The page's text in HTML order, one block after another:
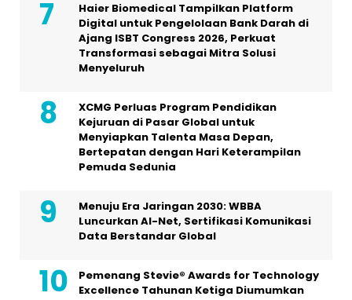
Haier Biomedical Tampilkan Platform
Digital untuk Pengelolaan Bank Darah di
Ajang ISBT Congress 2026, Perkuat
Transformasi sebagai Mitra Solusi
Menyeluruh
XCMG Perluas Program Pendidikan
Kejuruan di Pasar Global untuk
Menyiapkan Talenta Masa Depan,
Bertepatan dengan Hari Keterampilan
Pemuda Sedunia
Menuju Era Jaringan 2030: WBBA
Luncurkan AI-Net, Sertifikasi Komunikasi
Data Berstandar Global
Pemenang Stevie® Awards for Technology
Excellence Tahunan Ketiga Diumumkan